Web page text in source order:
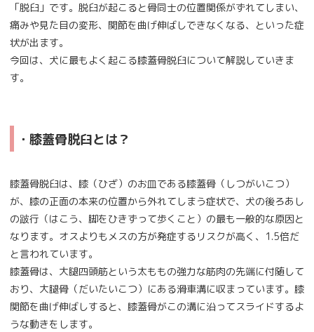
「脱臼」です。脱臼が起こると骨同士の位置関係がずれてしまい、
痛みや見た目の変形、関節を曲げ伸ばしできなくなる、といった症
状が出ます。
今回は、犬に最もよく起こる膝蓋骨脱臼について解説していきま
す。
・膝蓋骨脱臼とは？
膝蓋骨脱臼は、膝（ひざ）のお皿である膝蓋骨（しつがいこつ）
が、膝の正面の本来の位置から外れてしまう症状で、犬の後ろあし
の跛行（はこう、脚をひきずって歩くこと）の最も一般的な原因と
なります。オスよりもメスの方が発症するリスクが高く、1.5倍だ
と言われています。
膝蓋骨は、大腿四頭筋という太ももの強力な筋肉の先端に付随して
おり、大腿骨（だいたいこつ）にある滑車溝に収まっています。膝
関節を曲げ伸ばしすると、膝蓋骨がこの溝に沿ってスライドするよ
うな動きをします。